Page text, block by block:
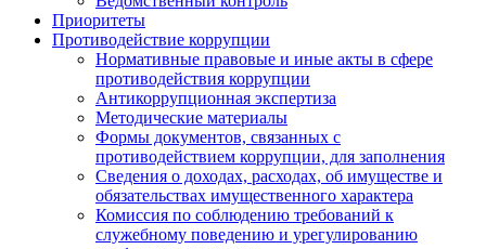
Приоритеты
Противодействие коррупции
Нормативные правовые и иные акты в сфере
противодействия коррупции
Антикоррупционная экспертиза
Методические материалы
Формы документов, связанных с
противодействием коррупции, для заполнения
Сведения о доходах, расходах, об имуществе и
обязательствах имущественного характера
Комиссия по соблюдению требований к
служебному поведению и урегулированию